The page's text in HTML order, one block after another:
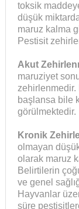
toksik
düşük
maruz kalma
Pestisit
Akut
maruziyet
başlansa bile
görülmektedir.
Kronik
olmayan
olarak maruz
Belirtilerin
ve genel
Hayvanlar
süre